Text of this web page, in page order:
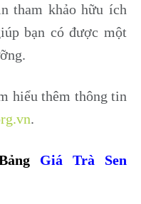
tham khảo hữu ích
bạn có được một
hiểu thêm thông tin
.
Giá Trà Sen